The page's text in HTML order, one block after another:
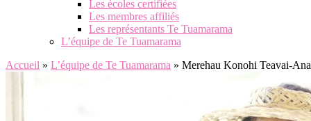
Les écoles certifiées
Les membres affiliés
Les représentants Te Tuamarama
L’équipe de Te Tuamarama
Accueil » L’équipe de Te Tuamarama » Merehau Konohi Teavai-